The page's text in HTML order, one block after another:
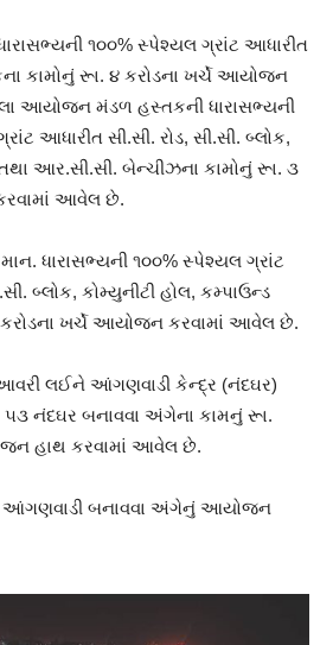
૧૦૦% સ્પેશ્યલ ગ્રાંટ આધારીત
કામોનું રૂા. ૪ કરોડના ખર્ચે આયોજન
આયોજન મંડળ હસ્તકની ધારાસભ્યની
આધારીત સી.સી. રોડ, સી.સી. બ્લોક,
તથા આર.સી.સી. બેન્ચીઝના કામોનું રૂા. ૩
આવેલ છે.
ધારાસભ્યની ૧૦૦% સ્પેશ્યલ ગ્રાંટ
બ્લોક, કોમ્યુનીટી હોલ, કમ્પાઉન્ડ
કરોડના ખર્ચે આયોજન કરવામાં આવેલ છે.
લઈને આંગણવાડી કેન્દ્ર (નંદઘર)
નંદઘર બનાવવા અંગેના કામનું રૂા.
હાથ કરવામાં આવેલ છે.
આંગણવાડી બનાવવા અંગેનું આયોજન